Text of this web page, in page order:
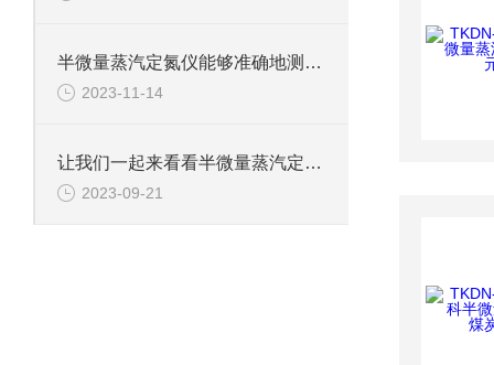
半微量蒸汽定氮仪能够准确地测定样品中的氮含量
2023-11-14
让我们一起来看看半微量蒸汽定氮仪的结构及工作原理
2023-09-21